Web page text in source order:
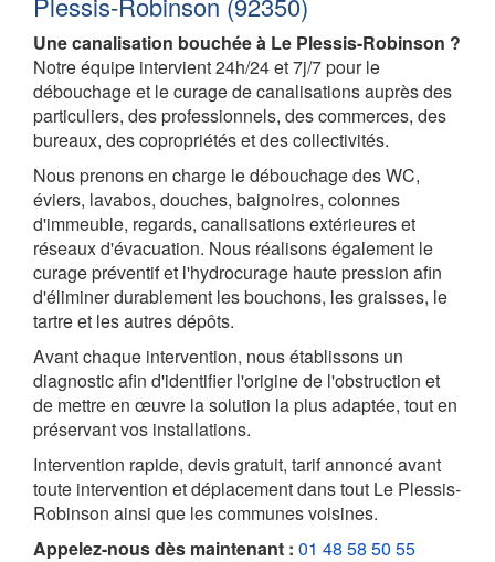
Une canalisation bouchée à Le Plessis-Robinson ?
Notre équipe intervient 24h/24 et 7j/7 pour le
débouchage et le curage de canalisations auprès des
particuliers, des professionnels, des commerces, des
bureaux, des copropriétés et des collectivités.
Nous prenons en charge le débouchage des WC,
éviers, lavabos, douches, baignoires, colonnes
d'immeuble, regards, canalisations extérieures et
réseaux d'évacuation. Nous réalisons également le
curage préventif et l'hydrocurage haute pression afin
d'éliminer durablement les bouchons, les graisses, le
tartre et les autres dépôts.
Avant chaque intervention, nous établissons un
diagnostic afin d'identifier l'origine de l'obstruction et
de mettre en œuvre la solution la plus adaptée, tout en
préservant vos installations.
Intervention rapide, devis gratuit, tarif annoncé avant
toute intervention et déplacement dans tout Le Plessis-
Robinson ainsi que les communes voisines.
Appelez-nous dès maintenant : 01 48 58 50 55